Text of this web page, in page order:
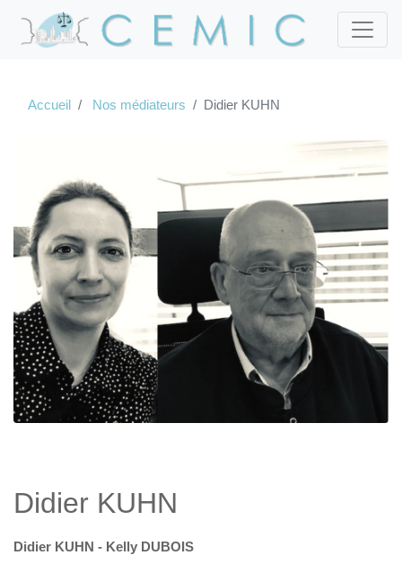
Accueil Nos médiateurs Didier KUHN
Didier KUHN
Didier KUHN - Kelly DUBOIS